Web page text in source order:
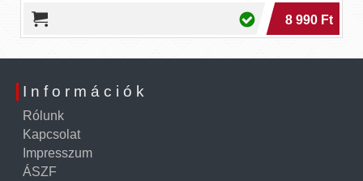
8 990 Ft
Információk
Rólunk
Kapcsolat
Impresszum
ÁSZF